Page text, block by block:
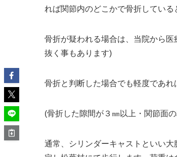
れば関節内のどこかで骨折してい
骨折が疑われる場合は、当院から
抜く事もあります)
骨折と判断した場合でも軽度であ
(骨折した隙間が３㎜以上・関節面
通常、シリンダーキャストといい